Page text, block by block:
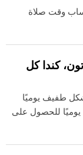
وقت صلاة
كندا كل
طفيف يوميًا
للحصول على